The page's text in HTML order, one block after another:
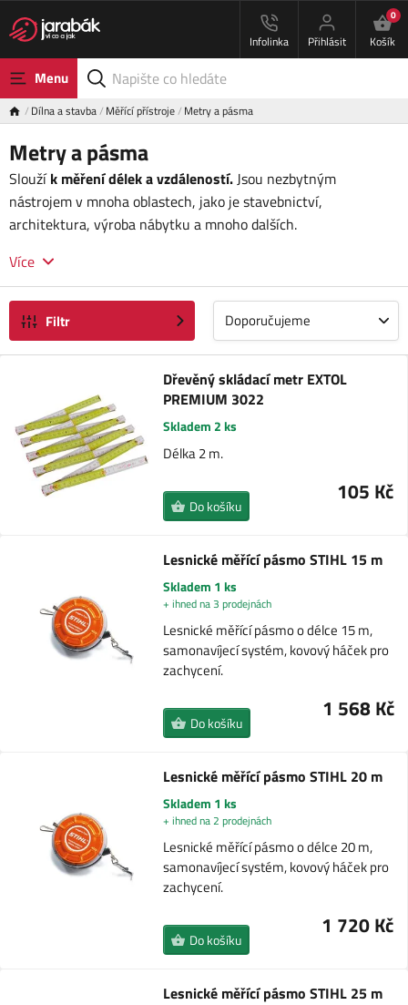
Infolinka Přihlásit
0
Košík
Menu
Dílna a stavba Měřící přístroje Metry a pásma
Metry a pásma
Sloužík měření délek a vzdáleností.Jsou nezbytným
nástrojem v mnoha oblastech, jako je stavebnictví,
architektura, výroba nábytku a mnoho dalších.
Více
Filtr Doporučujeme
Dřevěný skládací metr EXTOL
PREMIUM 3022
Skladem 2 ks
Délka 2 m.
105 Kč
Do košíku
Lesnické měřící pásmo STIHL 15 m
Skladem 1 ks
+ ihned na 3 prodejnách
Lesnické měřící pásmo o délce 15 m,
samonavíjecí systém, kovový háček pro
zachycení.
1 568 Kč
Do košíku
Lesnické měřící pásmo STIHL 20 m
Skladem 1 ks
+ ihned na 2 prodejnách
Lesnické měřící pásmo o délce 20 m,
samonavíjecí systém, kovový háček pro
zachycení.
1 720 Kč
Do košíku
Lesnické měřící pásmo STIHL 25 m